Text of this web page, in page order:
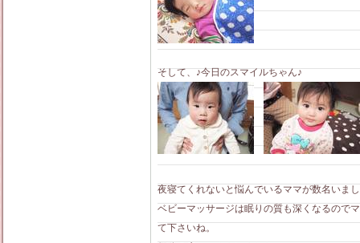
そして、♪今日のスマイルちゃん♪
夜寝てくれないと悩んでいるママが数名いま
ベビーマッサージは眠りの質も深くなるので
て下さいね。